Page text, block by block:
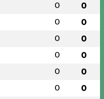
0 0
0 0
0 0
0 0
0 0
0 0